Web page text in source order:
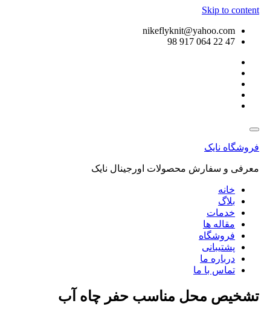
Skip to content
nikeflyknit@yahoo.com
47 22 064 917 98
فروشگاه نایک
معرفی و سفارش محصولات اورجینال نایک
خانه
بلاگ
خدمات
مقاله ها
فروشگاه
پشتیبانی
درباره ما
تماس با ما
تشخیص محل مناسب حفر چاه آب